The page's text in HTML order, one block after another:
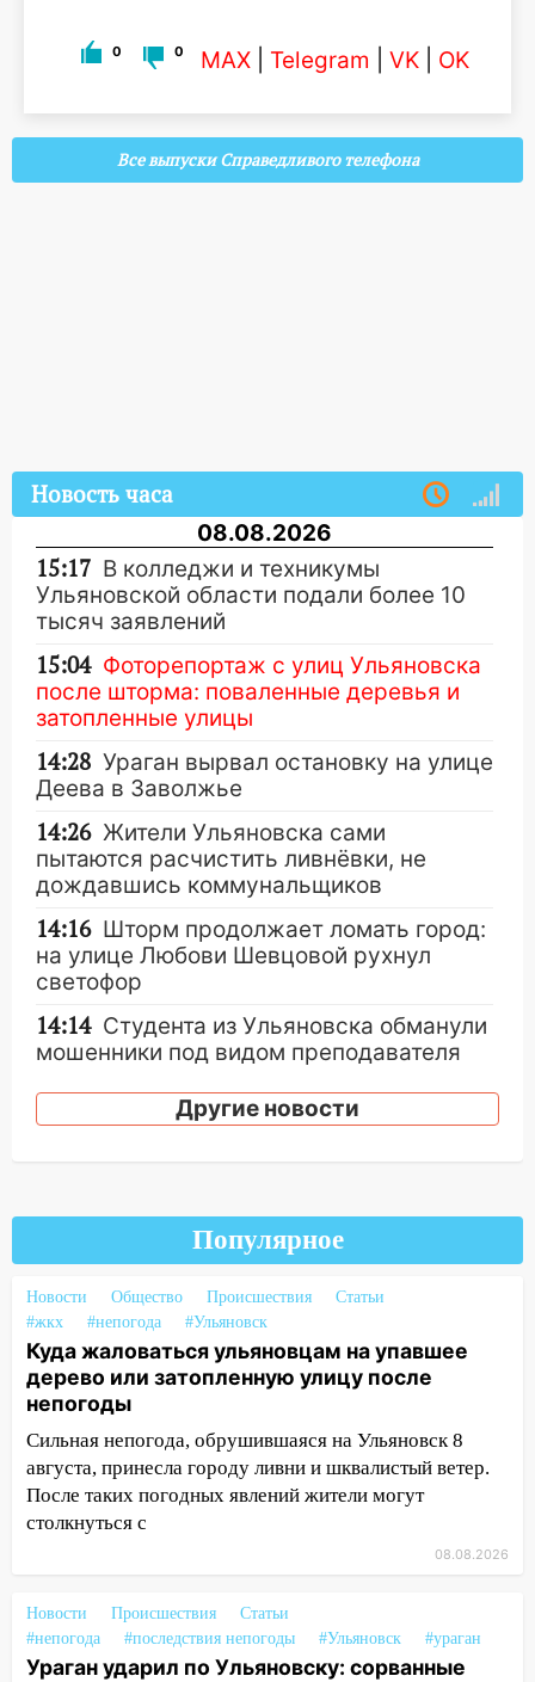
0 0 MAX Telegram VK OK
Все выпуски Справедливого телефона
Новость часа
08.08.2026
15:17 В колледжи и техникумы
Ульяновской области подали более 10
тысяч заявлений
15:04 Фоторепортаж с улиц Ульяновска
после шторма: поваленные деревья и
затопленные улицы
14:28 Ураган вырвал остановку на улице
Деева в Заволжье
14:26 Жители Ульяновска сами
пытаются расчистить ливнёвки, не
дождавшись коммунальщиков
14:16 Шторм продолжает ломать город:
на улице Любови Шевцовой рухнул
светофор
14:14 Студента из Ульяновска обманули
мошенники под видом преподавателя
14:12 Куда жаловаться ульяновцам на
упавшее дерево или затопленную улицу
ветром сорвало опалубку со
строящегося дома
13:54
В мэрии Ульяновска рассказали,
как устраняют последствия мощного
шторма
13:49 Стихия продолжает крушить
Ульяновск: дерево рухнуло на дом на
Орджоникидзе
13:47 На Нижней Террасе мощным
ветром вырвало дерево с корнем
Сильный ветер сорвал крышу с
13:35
Непогода продолжает бить по
транспорту: в Ульяновске трамвай
сошёл с рельсов
Другие новости
Популярное
Новости Общество Происшествия
Статьи
#жкх
#непогода #Ульяновск
Куда жаловаться ульяновцам на упавшее
дерево или затопленную улицу после
непогоды
Сильная непогода, обрушившаяся на Ульяновск 8
августа, принесла городу ливни и шквалистый ветер.
После таких погодных явлений жители могут
столкнуться с
08.08.2026
Новости Происшествия
Статьи
#непогода
#последствия непогоды #Ульяновск #ураган
Ураган ударил по Ульяновску: сорванные